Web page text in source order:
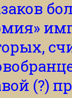
(?)